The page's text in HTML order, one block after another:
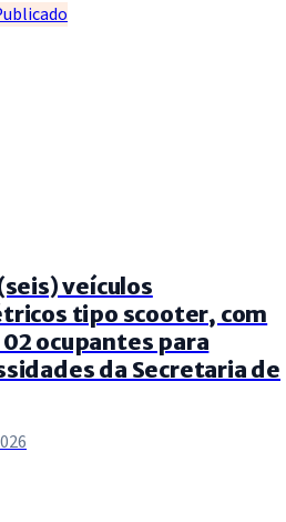
veículos
tipo scooter, com
ocupantes para
da Secretaria de